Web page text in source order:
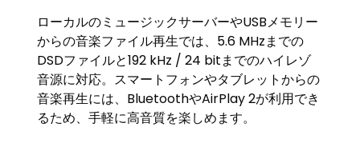
ローカルのミュージックサーバーやUSBメモリー
からの音楽ファイル再生では、5.6 MHzまでの
DSDファイルと192 kHz / 24 bitまでのハイレゾ
音源に対応。スマートフォンやタブレットからの
音楽再生には、BluetoothやAirPlay 2が利用でき
るため、手軽に高音質を楽しめます。